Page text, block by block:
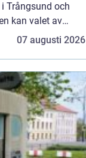
Trångsund och
kan valet av
för hur smidig
07 augusti 2026